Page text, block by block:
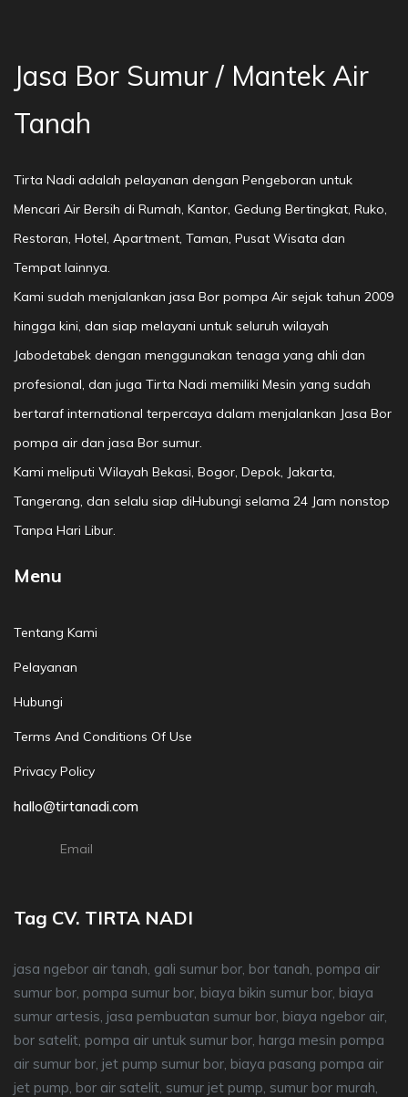
Jasa Bor Sumur / Mantek Air
Tanah
Tirta Nadi adalah pelayanan dengan Pengeboran untuk
Mencari Air Bersih di Rumah, Kantor, Gedung Bertingkat, Ruko,
Restoran, Hotel, Apartment, Taman, Pusat Wisata dan
Tempat lainnya.
Kami sudah menjalankan jasa Bor pompa Air sejak tahun 2009
hingga kini, dan siap melayani untuk seluruh wilayah
Jabodetabek dengan menggunakan tenaga yang ahli dan
profesional, dan juga Tirta Nadi memiliki Mesin yang sudah
bertaraf international terpercaya dalam menjalankan Jasa Bor
pompa air dan jasa Bor sumur.
Kami meliputi Wilayah Bekasi, Bogor, Depok, Jakarta,
Tangerang, dan selalu siap diHubungi selama 24 Jam nonstop
Tanpa Hari Libur.
Menu
Tentang Kami
Pelayanan
Hubungi
Terms And Conditions Of Use
Privacy Policy
hallo@tirtanadi.com
Email
Tag CV. TIRTA NADI
jasa ngebor air tanah, gali sumur bor, bor tanah, pompa air
sumur bor, pompa sumur bor, biaya bikin sumur bor, biaya
sumur artesis, jasa pembuatan sumur bor, biaya ngebor air,
bor satelit, pompa air untuk sumur bor, harga mesin pompa
air sumur bor, jet pump sumur bor, biaya pasang pompa air
jet pump, bor air satelit, sumur jet pump, sumur bor murah,